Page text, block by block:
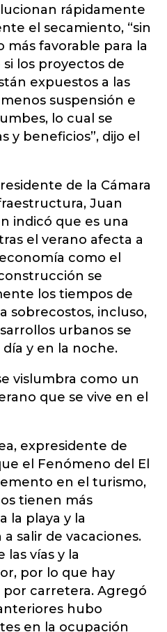
rápidamente
el secamiento, “sin
más favorable para la
los proyectos de
expuestos a las
suspensión e
lo cual se
y beneficios”, dijo el
de la Cámara
Juan
indicó que es una
el verano afecta a
como el
se
los tiempos de
sobrecostos, incluso,
urbanos se
y en la noche.
vislumbra como un
que se vive en el
expresidente de
el Fenómeno del El
en el turismo,
tienen más
la playa y la
salir de vacaciones.
las vías y la
por lo que hay
por carretera. Agregó
hubo
en la ocupación